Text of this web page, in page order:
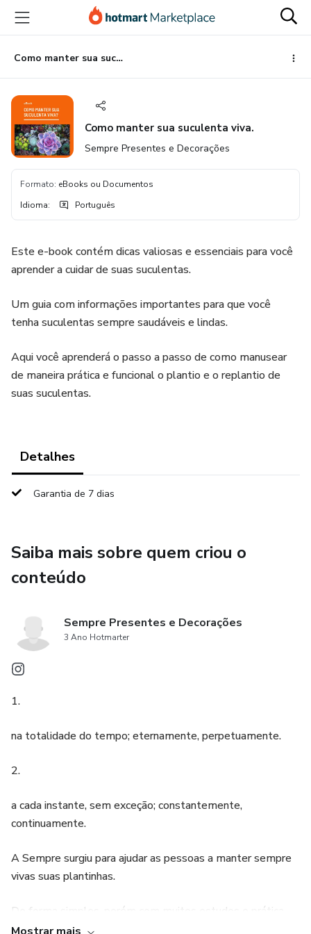
para
conteúdo
principal
para
pagamento
para
rodapé
Como manter sua suculenta viva.
Como manter sua suculenta viva.
Sempre Presentes e Decorações
Formato: eBooks ou Documentos
Idioma: Português
Este e-book contém dicas valiosas e essenciais para você
aprender a cuidar de suas suculentas.
Um guia com informações importantes para que você
tenha suculentas sempre saudáveis e lindas.
Aqui você aprenderá o passo a passo de como manusear
de maneira prática e funcional o plantio e o replantio de
suas suculentas.
Detalhes
Garantia de 7 dias
Saiba mais sobre quem criou o
conteúdo
Sempre Presentes e Decorações
3 Ano Hotmarter
1.
na totalidade do tempo; eternamente, perpetuamente.
2.
a cada instante, sem exceção; constantemente,
continuamente.
A Sempre surgiu para ajudar as pessoas a manter sempre
vivas suas plantinhas.
De forma simples, porém com muitos estudos e prática.